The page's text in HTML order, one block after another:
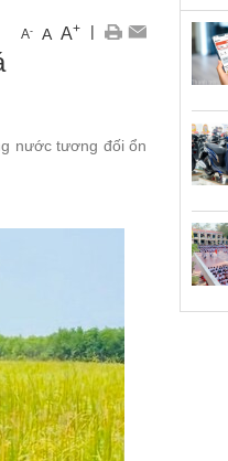
Trái Đất Xanh
Emagazine
A- A A+ |
nước tương đối ổn